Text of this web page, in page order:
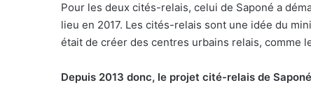
Pour les deux cités-relais, celui de Saponé a
lieu en 2017. Les cités-relais sont une idée du
était de créer des centres urbains relais, comme
Depuis 2013 donc, le projet cité-relais de